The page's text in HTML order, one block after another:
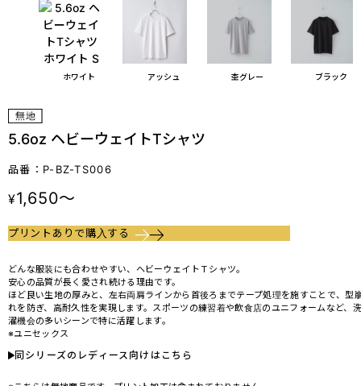
ホワイト アッシュ 杢グレー ブラック
5.6oz ヘビーウェイトTシャツ
品番：P-BZ-TS006
¥1,650～
プリントありで購入する
どんな服装にも合わせやすい、ヘビーウェイトＴシャツ。
安心の品質が長く愛され続ける理由です。
ほど良い生地の厚みと、左右両肩ラインから首後ろまでテープ処理を施すことで、型
れを防ぎ、高耐久性を実現します。スポーツの練習着や飲食店のユニフォームなど、洗
濯機会の多いシーンで特に活躍します。
※ユニセックス
同シリーズのレディース向けはこちら